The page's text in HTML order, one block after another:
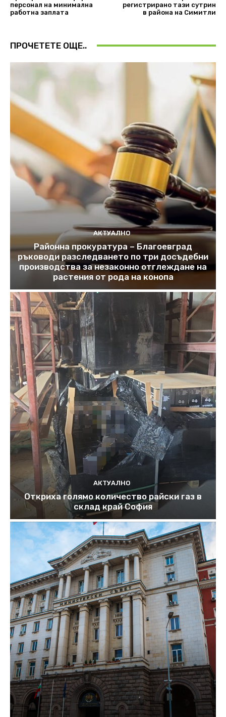
персонал на минимална
работна заплата
регистрирано тази сутрин
в района на Симитли
ПРОЧЕТЕТЕ ОЩЕ..
АКТУАЛНО
Районна прокуратура – Благоевград
ръководи разследването по три досъдебни
производства за незаконно отглеждане на
растения от рода на конопа
АКТУАЛНО
Откриха голямо количество райски газ в
склад край София